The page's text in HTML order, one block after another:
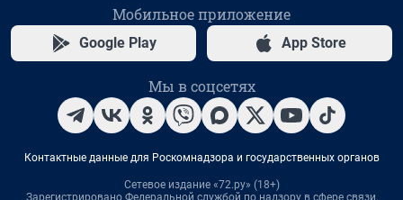
Мобильное приложение
Google Play App Store
Мы в соцсетях
Контактные данные для Роскомнадзора и государственных органов
Сетевое издание «72.ру» (18+)
Зарегистрировано Федеральной службой по надзору в сфере связи,